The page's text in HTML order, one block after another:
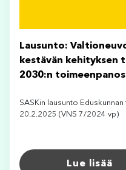
Lausunto:
kestävän kehityksen
2030:n
SASKin lausunto
20.2.2025 (VNS 7/2024 vp)
Lue lisää